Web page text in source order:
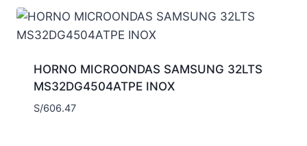
HORNO MICROONDAS SAMSUNG 32LTS
MS32DG4504ATPE INOX
S/606.47